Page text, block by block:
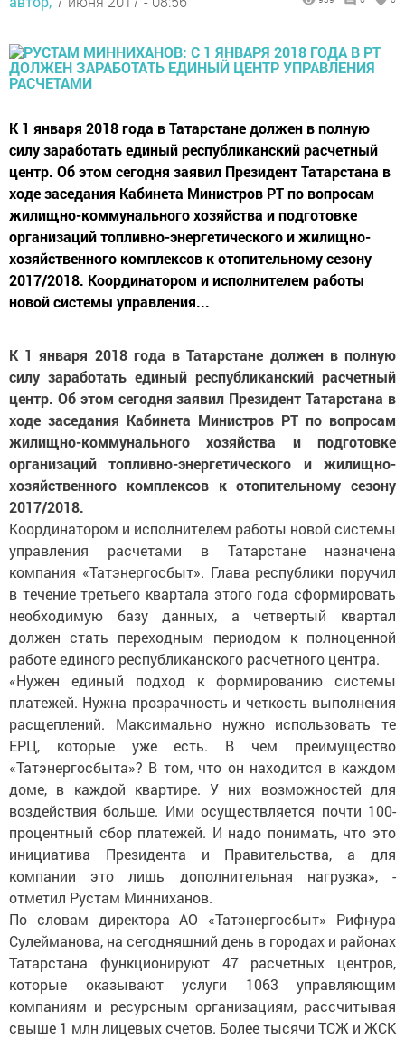
К 1 января 2018 года в Татарстане должен в полную
силу заработать единый республиканский расчетный
центр. Об этом сегодня заявил Президент Татарстана в
ходе заседания Кабинета Министров РТ по вопросам
жилищно-коммунального хозяйства и подготовке
организаций топливно-энергетического и жилищно-
хозяйственного комплексов к отопительному сезону
2017/2018. Координатором и исполнителем работы
новой системы управления...
К 1 января 2018 года в Татарстане должен в полную
силу заработать единый республиканский расчетный
центр. Об этом сегодня заявил Президент Татарстана в
ходе заседания Кабинета Министров РТ по вопросам
жилищно-коммунального хозяйства и подготовке
организаций топливно-энергетического и жилищно-
хозяйственного комплексов к отопительному сезону
2017/2018.
Координатором и исполнителем работы новой системы
управления расчетами в Татарстане назначена
компания «Татэнергосбыт». Глава республики поручил
в течение третьего квартала этого года сформировать
необходимую базу данных, а четвертый квартал
должен стать переходным периодом к полноценной
работе единого республиканского расчетного центра.
«Нужен единый подход к формированию системы
платежей. Нужна прозрачность и четкость выполнения
расщеплений. Максимально нужно использовать те
ЕРЦ, которые уже есть. В чем преимущество
«Татэнергосбыта»? В том, что он находится в каждом
доме, в каждой квартире. У них возможностей для
воздействия больше. Ими осуществляется почти 100-
процентный сбор платежей. И надо понимать, что это
инициатива Президента и Правительства, а для
компании это лишь дополнительная нагрузка», -
отметил Рустам Минниханов.
По словам директора АО «Татэнергосбыт» Рифнура
Сулейманова, на сегодняшний день в городах и районах
Татарстана функционируют 47 расчетных центров,
которые оказывают услуги 1063 управляющим
компаниям и ресурсным организациям, рассчитывая
свыше 1 млн лицевых счетов. Более тысячи ТСЖ и ЖСК